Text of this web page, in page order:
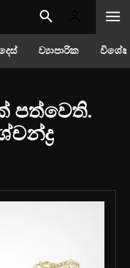
ව්‍යාපාරික
පත්වෙති.